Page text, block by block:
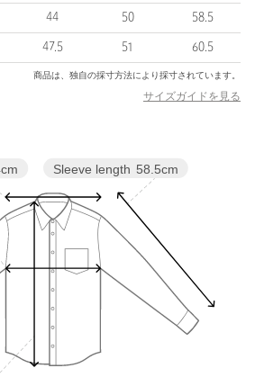
品単体の画像をご参照ください。
、全国のDrawer各店舗まで下記の品
さい。
WSTGATH BL 品番：65212000042
象商品
象外商品
リエステル100％
44 50 58.5
47.5 51 60.5
商品は、独自の採寸方法により採寸されています。
サイズガイドを見る
Sleeve length 58.5cm